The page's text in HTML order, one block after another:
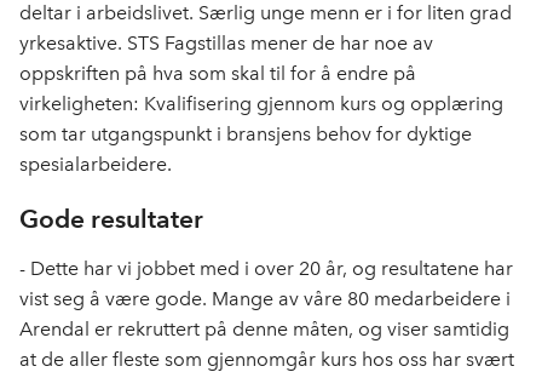
deltar i arbeidslivet. Særlig unge menn er i for liten grad
yrkesaktive. STS Fagstillas mener de har noe av
oppskriften på hva som skal til for å endre på
virkeligheten: Kvalifisering gjennom kurs og opplæring
som tar utgangspunkt i bransjens behov for dyktige
spesialarbeidere.
Gode resultater
- Dette har vi jobbet med i over 20 år, og resultatene har
vist seg å være gode. Mange av våre 80 medarbeidere i
Arendal er rekruttert på denne måten, og viser samtidig
at de aller fleste som gjennomgår kurs hos oss har svært